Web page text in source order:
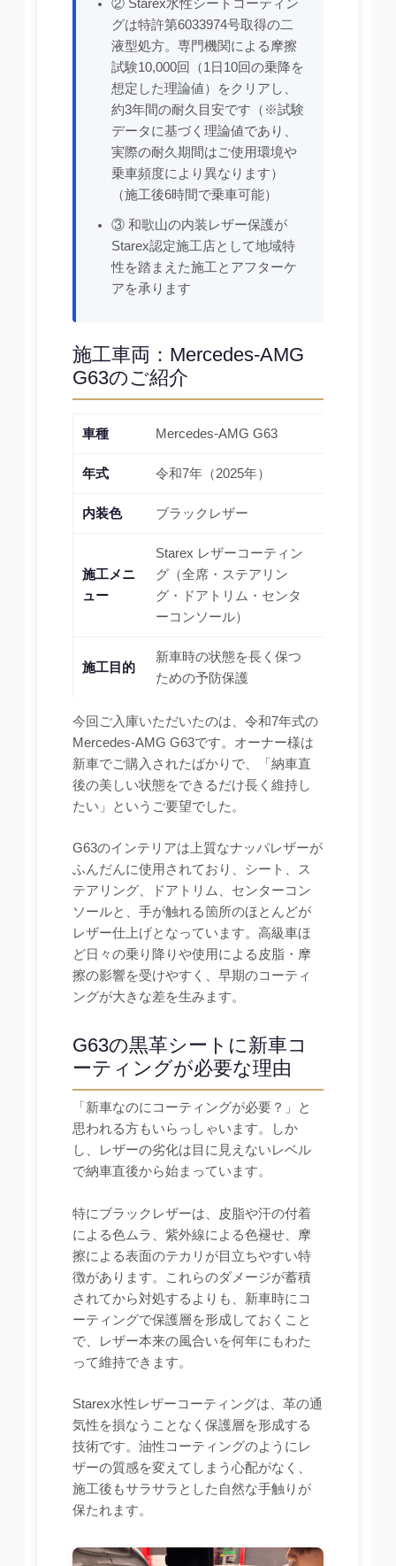
② Starex水性シートコーティン
グは特許第6033974号取得の二
液型処方。専門機関による摩擦
試験10,000回（1日10回の乗降を
想定した理論値）をクリアし、
約3年間の耐久目安です（※試験
データに基づく理論値であり、
実際の耐久期間はご使用環境や
乗車頻度により異なります）
（施工後6時間で乗車可能）
③ 和歌山の内装レザー保護が
Starex認定施工店として地域特
性を踏まえた施工とアフターケ
アを承ります
施工車両：Mercedes-AMG
G63のご紹介
車種 Mercedes-AMG G63
年式 令和7年（2025年）
内装色 ブラックレザー
施工メニ
ュー
Starex レザーコーティン
グ（全席・ステアリン
グ・ドアトリム・センタ
ーコンソール）
施工目的
新車時の状態を長く保つ
ための予防保護
今回ご入庫いただいたのは、令和7年式の
Mercedes-AMG G63です。オーナー様は
新車でご購入されたばかりで、「納車直
後の美しい状態をできるだけ長く維持し
たい」というご要望でした。
G63のインテリアは上質なナッパレザーが
ふんだんに使用されており、シート、ス
テアリング、ドアトリム、センターコン
ソールと、手が触れる箇所のほとんどが
レザー仕上げとなっています。高級車ほ
ど日々の乗り降りや使用による皮脂・摩
擦の影響を受けやすく、早期のコーティ
ングが大きな差を生みます。
G63の黒革シートに新車コ
ーティングが必要な理由
「新車なのにコーティングが必要？」と
思われる方もいらっしゃいます。しか
し、レザーの劣化は目に見えないレベル
で納車直後から始まっています。
特にブラックレザーは、皮脂や汗の付着
による色ムラ、紫外線による色褪せ、摩
擦による表面のテカリが目立ちやすい特
徴があります。これらのダメージが蓄積
されてから対処するよりも、新車時にコ
ーティングで保護層を形成しておくこと
で、レザー本来の風合いを何年にもわた
って維持できます。
Starex水性レザーコーティングは、革の通
気性を損なうことなく保護層を形成する
技術です。油性コーティングのようにレ
ザーの質感を変えてしまう心配がなく、
施工後もサラサラとした自然な手触りが
保たれます。